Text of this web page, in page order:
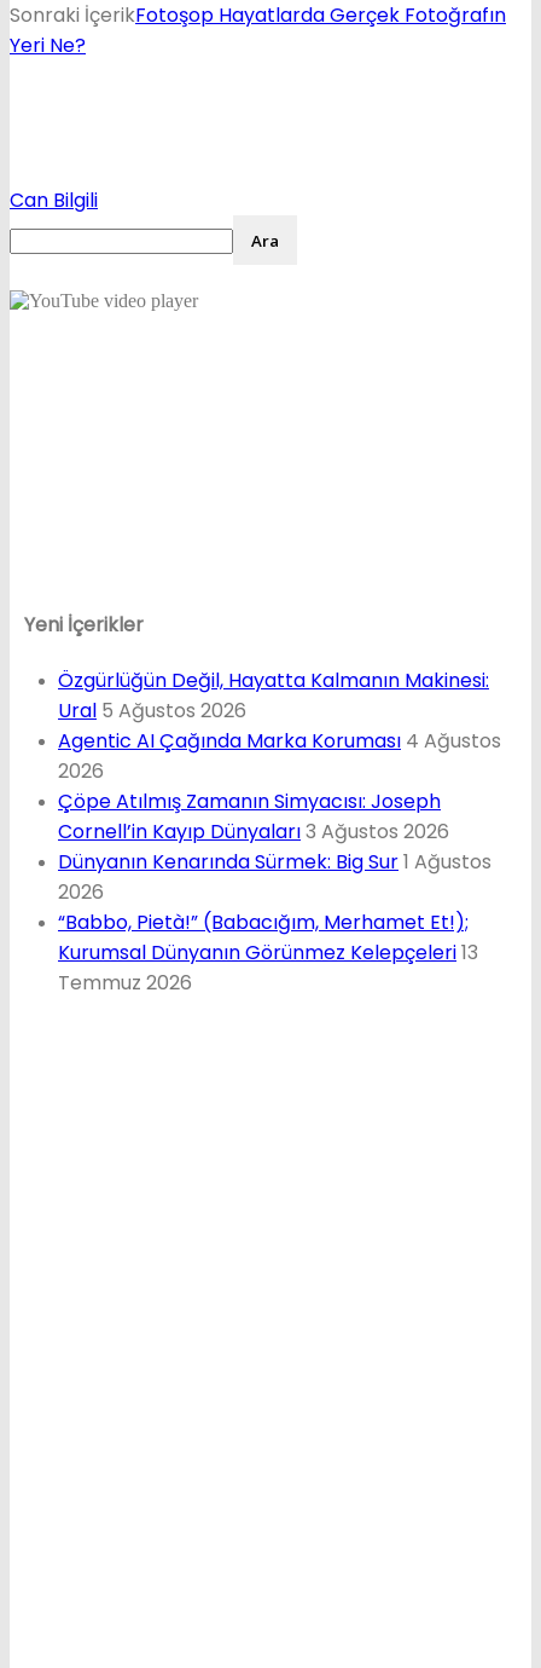
Sonraki İçerikFotoşop Hayatlarda Gerçek Fotoğrafın
Yeri Ne?
Can Bilgili
Yeni İçerikler
Özgürlüğün Değil, Hayatta Kalmanın Makinesi:
Ural 5 Ağustos 2026
Agentic AI Çağında Marka Koruması 4 Ağustos
2026
Çöpe Atılmış Zamanın Simyacısı: Joseph
Cornell’in Kayıp Dünyaları3 Ağustos 2026
Dünyanın Kenarında Sürmek: Big Sur1 Ağustos
2026
“Babbo, Pietà!” (Babacığım, Merhamet Et!);
Kurumsal Dünyanın Görünmez Kelepçeleri13
Temmuz 2026